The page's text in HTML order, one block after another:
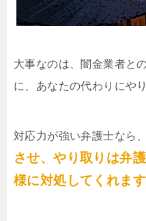
大事なのは、闇金業者と
に、あなたの代わりにや
対応力が強い弁護士なら、
させ、やり取りは弁
様に対処してくれます